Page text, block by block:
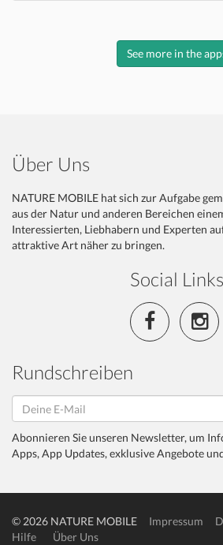
See more in the
Über Uns
NATURE MOBILE hat sich zur Aufgabe
aus der Natur und anderen Bereichen
Interessierten, Liebhabern und Experten
attraktive Art näher zu bringen.
Social Links
Rundschreiben
Abonnieren Sie unseren Newsletter, um
Apps, App Updates, exklusive Angebote
© 2026 NATURE MOBILE Impressum
Hilfe
Über Uns